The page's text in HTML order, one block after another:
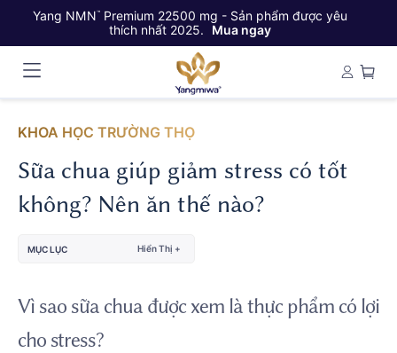
Yang NMN™Premium 22500 mg - Sản phẩm được yêu
thích nhất 2025.
Mua ngay
KHOA HỌC TRƯỜNG THỌ
Sữa chua giúp giảm stress có tốt
không? Nên ăn thế nào?
MỤC LỤC Hiển Thị +
Vì sao sữa chua được xem là thực phẩm có lợi
cho stress?